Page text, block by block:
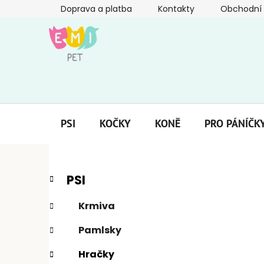
Doprava a platba Kontakty
PSI KOČKY KONĚ PRO
P
s
r
a
Přeskočit
kategorie
K
a
e
g
o
r
PSI
Krmiva
Pamlsky
Hračky